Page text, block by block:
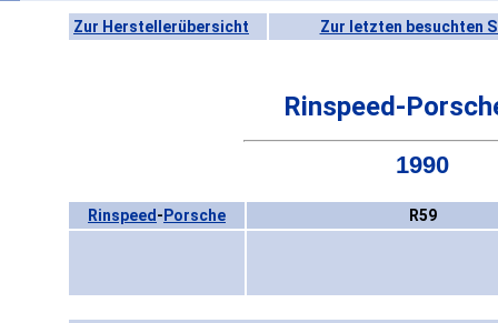
Zur Herstellerübersicht Zur letzten besuchten
Rinspeed-
1990
Rinspeed - Porsche R59